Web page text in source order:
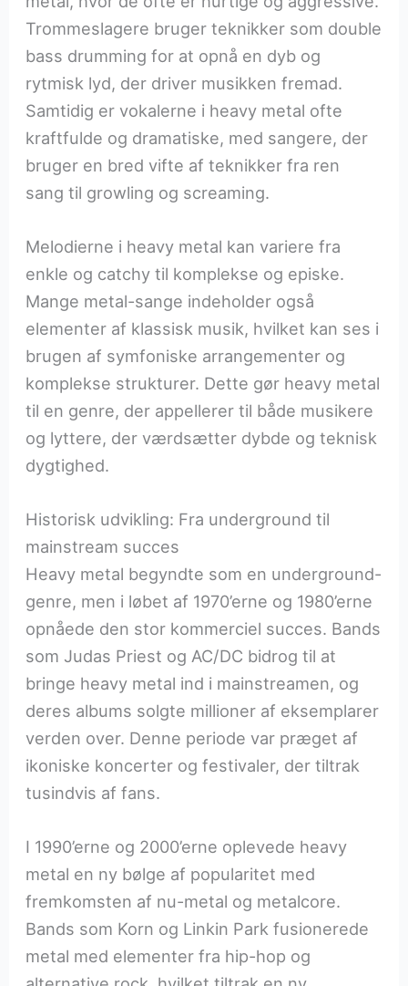
Trommeslagere bruger teknikker som double
bass drumming for at opnå en dyb og
rytmisk lyd, der driver musikken fremad.
Samtidig er vokalerne i heavy metal ofte
kraftfulde og dramatiske, med sangere, der
bruger en bred vifte af teknikker fra ren
sang til growling og screaming.
Melodierne i heavy metal kan variere fra
enkle og catchy til komplekse og episke.
Mange metal-sange indeholder også
elementer af klassisk musik, hvilket kan ses i
brugen af symfoniske arrangementer og
komplekse strukturer. Dette gør heavy metal
til en genre, der appellerer til både musikere
og lyttere, der værdsætter dybde og teknisk
dygtighed.
Historisk udvikling: Fra underground til
mainstream succes
Heavy metal begyndte som en underground-
genre, men i løbet af 1970’erne og 1980’erne
opnåede den stor kommerciel succes. Bands
som Judas Priest og AC/DC bidrog til at
bringe heavy metal ind i mainstreamen, og
deres albums solgte millioner af eksemplarer
verden over. Denne periode var præget af
ikoniske koncerter og festivaler, der tiltrak
tusindvis af fans.
I 1990’erne og 2000’erne oplevede heavy
metal en ny bølge af popularitet med
fremkomsten af nu-metal og metalcore.
Bands som Korn og Linkin Park fusionerede
metal med elementer fra hip-hop og